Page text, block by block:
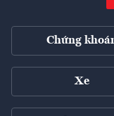
Chứng
Xe